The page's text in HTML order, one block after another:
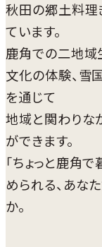
秋田の郷土料理
ています。
鹿角での二地域
文化の体験、雪
を通じて
地域と関わりな
ができます。
「ちょっと鹿角
められる、あな
か。